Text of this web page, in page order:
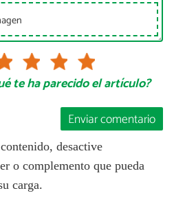
te ha parecido el artículo?
Enviar comentario
desactive
o complemento que pueda
carga.